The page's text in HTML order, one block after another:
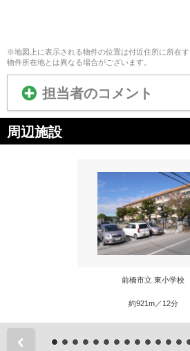
※地図上に表示される物件の位置は付近住所に所在
物件所在地とは異なる場合がございます。
担当者のコメント
周辺施設
前橋市立 東小学校
約921m／12分